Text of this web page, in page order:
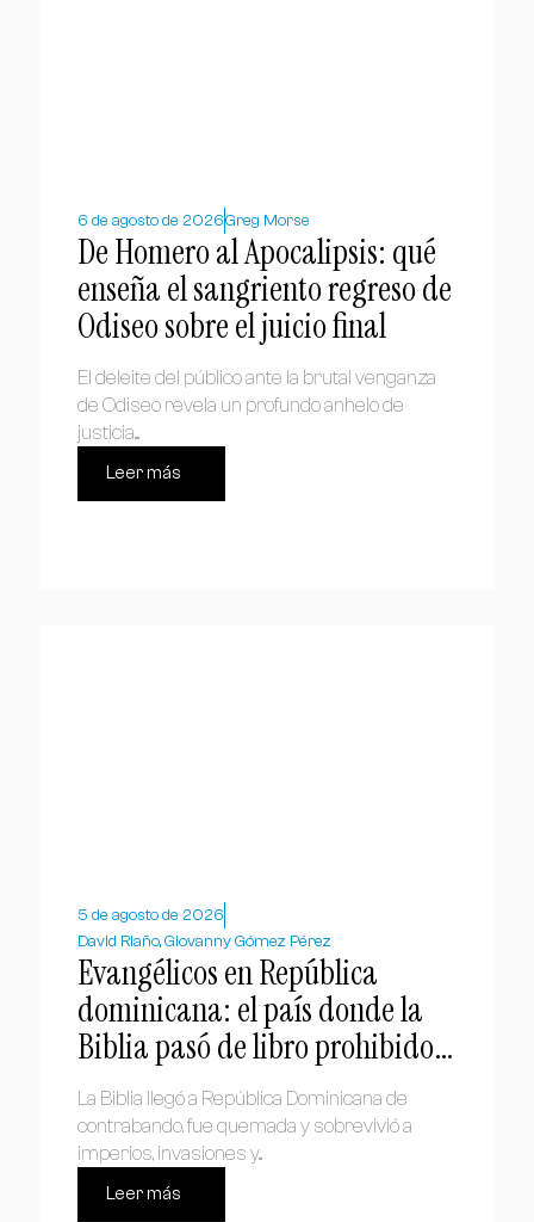
6 de agosto de 2026Greg Morse
De Homero al Apocalipsis: qué
enseña el sangriento regreso de
Odiseo sobre el juicio final
El deleite del público ante la brutal venganza
de Odiseo revela un profundo anhelo de
justicia....
Leer más
5 de agosto de 2026
David Riaño, Giovanny Gómez Pérez
Evangélicos en República
dominicana: el país donde la
Biblia pasó de libro prohibido a
símbolo nacional
La Biblia llegó a República Dominicana de
contrabando, fue quemada y sobrevivió a
imperios, invasiones y...
Leer más